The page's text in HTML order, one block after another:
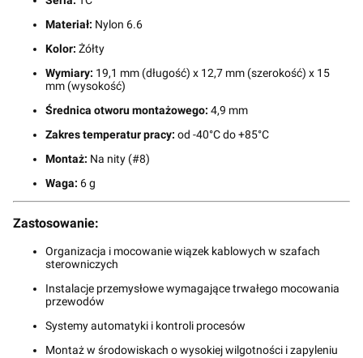
Materiał: Nylon 6.6
Kolor: Żółty
Wymiary: 19,1 mm (długość) x 12,7 mm (szerokość) x 15
mm (wysokość)
Średnica otworu montażowego: 4,9 mm
Zakres temperatur pracy: od -40°C do +85°C
Montaż: Na nity (#8)
Waga: 6 g
Zastosowanie:
Organizacja i mocowanie wiązek kablowych w szafach
sterowniczych
Instalacje przemysłowe wymagające trwałego mocowania
przewodów
Systemy automatyki i kontroli procesów
Montaż w środowiskach o wysokiej wilgotności i zapyleniu